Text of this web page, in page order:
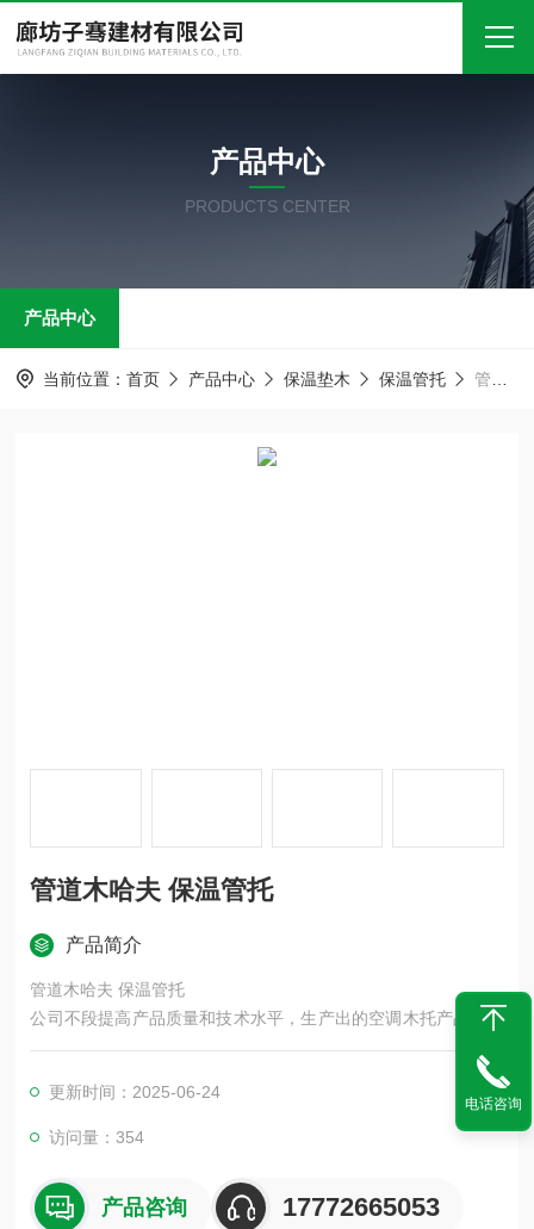
关于我们
产品中心
在线留言
产品中心
PRODUCTS CENTER
产品中心
当前位置： 首页 产品中心 保温垫木 保温管托 管道木哈夫 保温管托
管道木哈夫 保温管托
产品简介
管道木哈夫 保温管托
公司不段提高产品质量和技术水平，生产出的空调木托产品具有
防腐保温，环保防震，寿命长的优点，让新老客户使着放心，用
着满意。空调木托使用于大型商场中央空调木托、楼房室内焊接
管道、无缝钢管、消防管道、冶金、石油、化工、车辆、船舶、
电力等机械液压系统中的油 气为介质的管道固定安装架接作用。
更新时间：2025-06-24
访问量：354
产品咨询 17772665053
电话咨询